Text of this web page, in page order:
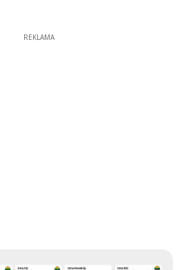
REKLAMA